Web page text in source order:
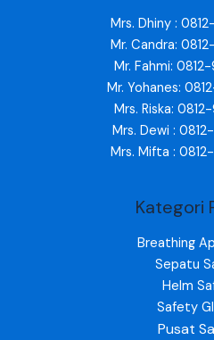
Mrs. Dhiny :
Mr. Candra:
Mr. Fahmi:
Mr. Yohanes:
Mrs. Riska:
Mrs. Dewi :
Mrs. Mifta :
Kategori
Breathing
Sepatu
Helm
Safety
Pusat